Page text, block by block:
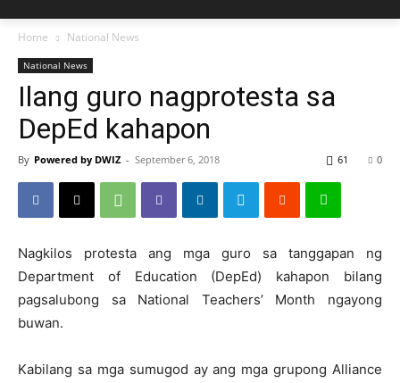
Home National News
National News
Ilang guro nagprotesta sa
DepEd kahapon
By Powered by DWIZ - September 6, 2018 0
61
Nagkilos protesta ang mga guro sa tanggapan ng
Department of Education (DepEd) kahapon bilang
pagsalubong sa National Teachers’ Month ngayong
buwan.
Kabilang sa mga sumugod ay ang mga grupong Alliance